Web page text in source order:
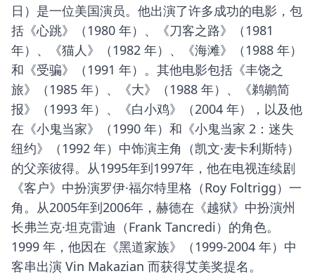
日）是一位美国演员。他出演了许多成功的电影，包
括《心跳》（1980 年）、《刀客之路》（1981
年）、《猫人》（1982 年）、《海滩》（1988 年）
和《受骗》（1991 年）。其他电影包括《丰饶之
旅》（1985 年）、《大》（1988 年）、《鹈鹕简
报》（1993 年）、《白小鸡》（2004 年），以及他
在《小鬼当家》（1990 年）和《小鬼当家 2：迷失
纽约》（1992 年）中饰演主角（凯文·麦卡利斯特）
的父亲彼得。从1995年到1997年，他在电视连续剧
《客户》中扮演罗伊·福尔特里格（Roy Foltrigg）一
角。从2005年到2006年，赫德在《越狱》中扮演州
长弗兰克·坦克雷迪（Frank Tancredi）的角色。
1999 年，他因在《黑道家族》（1999-2004 年）中
客串出演 Vin Makazian 而获得艾美奖提名。